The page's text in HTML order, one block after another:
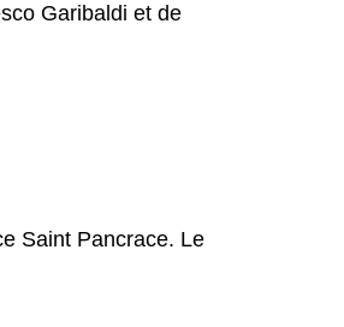
Garibaldi et de
Saint Pancrace. Le